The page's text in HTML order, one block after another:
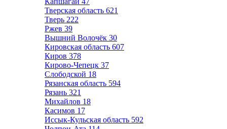
Тверская область 621
Тверь 222
Ржев 39
Вышний Волочёк 30
Кировская область 607
Киров 378
Кирово-Чепецк 37
Слободской 18
Рязанская область 594
Рязань 321
Михайлов 18
Касимов 17
Иссык-Кульская область 592